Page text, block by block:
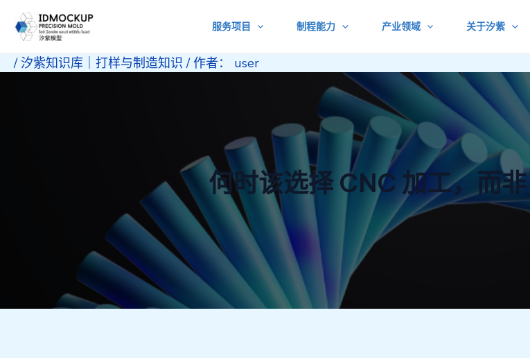
内
服务项目 制程能力 产业领域 关于汐紫
/汐紫知识库｜打样与制造知识 / 作者： user
何时该选择 CNC 加工，而非